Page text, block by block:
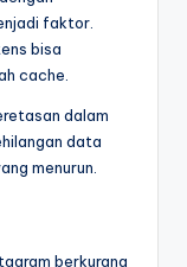
faktor.
bisa
cache.
dalam
data
menurun.
berkurang